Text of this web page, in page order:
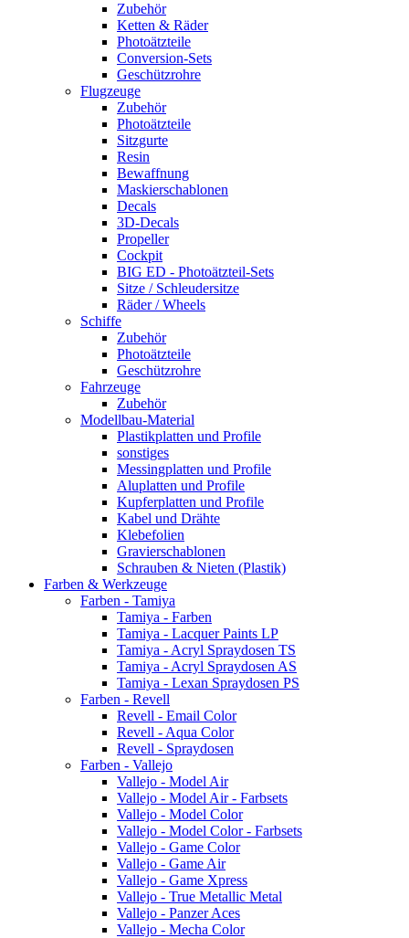
Zubehör
Ketten & Räder
Photoätzteile
Conversion-Sets
Geschützrohre
Flugzeuge
Zubehör
Photoätzteile
Sitzgurte
Resin
Bewaffnung
Maskierschablonen
Decals
3D-Decals
Propeller
Cockpit
BIG ED - Photoätzteil-Sets
Sitze / Schleudersitze
Räder / Wheels
Schiffe
Zubehör
Photoätzteile
Geschützrohre
Fahrzeuge
Zubehör
Modellbau-Material
Plastikplatten und Profile
sonstiges
Messingplatten und Profile
Aluplatten und Profile
Kupferplatten und Profile
Kabel und Drähte
Klebefolien
Gravierschablonen
Schrauben & Nieten (Plastik)
Farben & Werkzeuge
Farben - Tamiya
Tamiya - Farben
Tamiya - Lacquer Paints LP
Tamiya - Acryl Spraydosen TS
Tamiya - Acryl Spraydosen AS
Tamiya - Lexan Spraydosen PS
Farben - Revell
Revell - Email Color
Revell - Aqua Color
Revell - Spraydosen
Farben - Vallejo
Vallejo - Model Air
Vallejo - Model Air - Farbsets
Vallejo - Model Color
Vallejo - Model Color - Farbsets
Vallejo - Game Color
Vallejo - Game Air
Vallejo - Game Xpress
Vallejo - True Metallic Metal
Vallejo - Panzer Aces
Vallejo - Mecha Color